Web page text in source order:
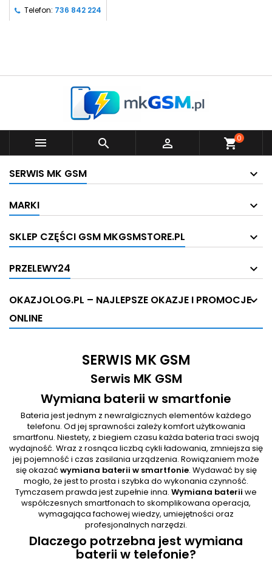
Telefon: 736 842 224
   shopping_cart0
SERWIS MK GSM
MARKI
SKLEP CZĘŚCI GSM MKGSMSTORE.PL
PRZELEWY24
OKAZJOLOG.PL – NAJLEPSZE OKAZJE I PROMOCJE
ONLINE
SERWIS MK GSM
Serwis MK GSM
Wymiana baterii w smartfonie
Bateria jest jednym z newralgicznych elementów każdego
telefonu. Od jej sprawności zależy komfort użytkowania
smartfonu. Niestety, z biegiem czasu każda bateria traci swoją
wydajność. Wraz z rosnąca liczbą cykli ładowania, zmniejsza się
jej pojemność i czas zasilania urządzenia. Rowiązaniem może
się okazać wymiana baterii w smartfonie. Wydawać by się
mogło, że jest to prosta i szybka do wykonania czynność.
Tymczasem prawda jest zupełnie inna. Wymiana baterii we
współczesnych smartfonach to skomplikowana operacja,
wymagająca fachowej wiedzy, umiejętności oraz
profesjonalnych narzędzi.
Dlaczego potrzebna jest wymiana
baterii w telefonie?